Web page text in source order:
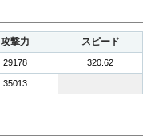
攻撃力
スピード
29178 320.62
35013